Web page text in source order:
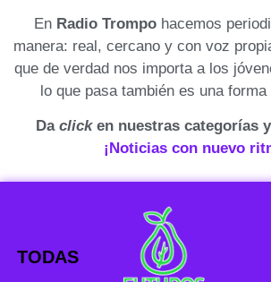
En Radio Trompo hacemos
manera: real, cercano y con voz
que de verdad nos importa a los
lo que pasa también es una
Da clicken nuestras categorías
¡Noticias con nuevo
TODAS